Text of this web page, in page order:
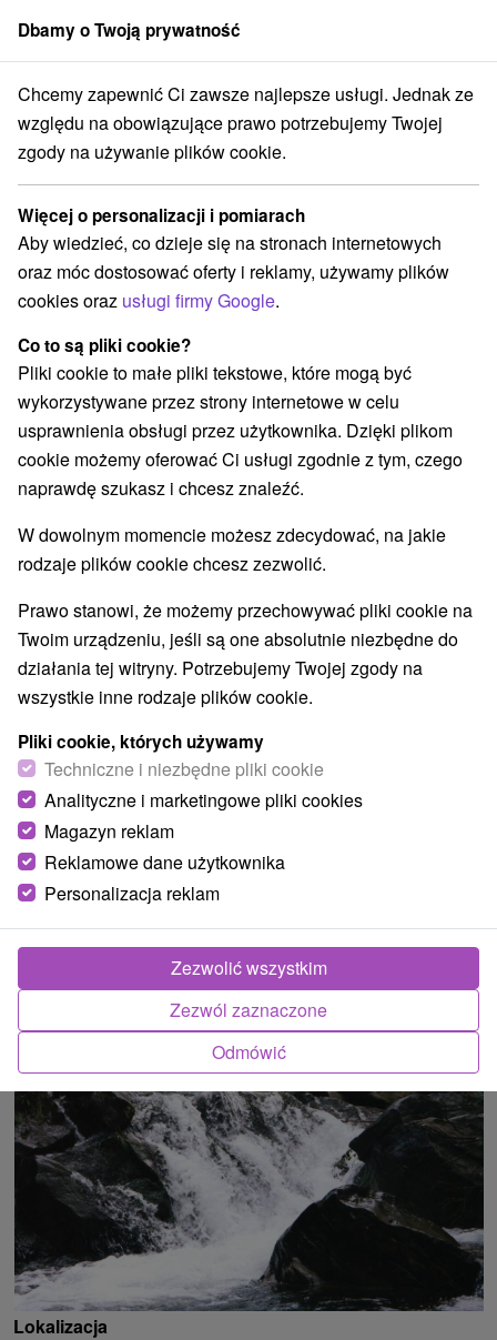
członek grupySorger
Žilinský kraj Nová Bystrica Wodospad Dolný Vychylovský
Wodospad Dolný Vychylovský
Przejdź do
Opinii Google
Nová Bystrica 2036
023 05 Nová Bystrica
GPS:
N +49° 22' 16.98''
E +19° 3' 44.59''
Region turystyczny
Kysuce, Severné Slovensko, Žilinský kraj, Kysucké
Beskydy, Veľká Rača
Znalazłeś błąd lub chcesz polecić nam nową atrakcję
Zgłoś błąd
ATRAKCJĄ
Lokalizacja
Dbamy o Twoją prywatność
Chcemy zapewnić Ci zawsze najlepsze usługi. Jednak ze
względu na obowiązujące prawo potrzebujemy Twojej
zgody na używanie plików cookie.
Więcej o personalizacji i pomiarach
Aby wiedzieć, co dzieje się na stronach internetowych
oraz móc dostosować oferty i reklamy, używamy plików
cookies oraz usługi firmy Google.
Co to są pliki cookie?
Pliki cookie to małe pliki tekstowe, które mogą być
wykorzystywane przez strony internetowe w celu
usprawnienia obsługi przez użytkownika. Dzięki plikom
cookie możemy oferować Ci usługi zgodnie z tym, czego
naprawdę szukasz i chcesz znaleźć.
W dowolnym momencie możesz zdecydować, na jakie
rodzaje plików cookie chcesz zezwolić.
Prawo stanowi, że możemy przechowywać pliki cookie na
Twoim urządzeniu, jeśli są one absolutnie niezbędne do
działania tej witryny. Potrzebujemy Twojej zgody na
wszystkie inne rodzaje plików cookie.
Pliki cookie, których używamy
Techniczne i niezbędne pliki cookie
Analityczne i marketingowe pliki cookies
Magazyn reklam
Reklamowe dane użytkownika
Personalizacja reklam
Odmówić
Zezwól zaznaczone
Zezwolić wszystkim